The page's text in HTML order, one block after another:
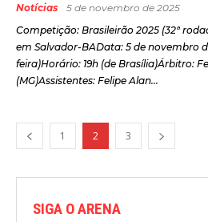
Notícias
5 de novembro de 2025
Competição: Brasileirão 2025 (32ª
em Salvador-BAData: 5 de novembro
feira)Horário: 19h (de Brasília)Árbitro:
(MG)Assistentes: Felipe Alan...
1 2 3
SIGA O ARENA